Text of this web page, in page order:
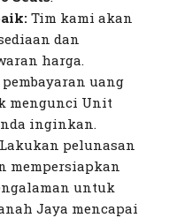
Tim kami akan
dan
harga.
uang
mengunci Unit
inginkan.
Lakukan pelunasan
mempersiapkan
untuk
Jaya mencapai